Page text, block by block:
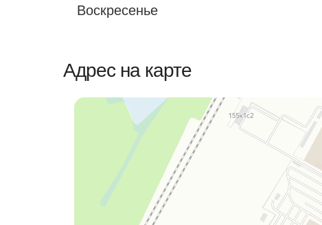
Воскресенье
Адрес на карте